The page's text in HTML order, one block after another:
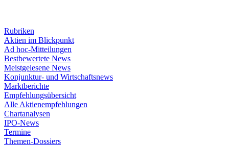
Rubriken
Aktien im Blickpunkt
Ad hoc-Mitteilungen
Bestbewertete News
Meistgelesene News
Konjunktur- und Wirtschaftsnews
Marktberichte
Empfehlungsübersicht
Alle Aktienempfehlungen
Chartanalysen
IPO-News
Termine
Themen-Dossiers